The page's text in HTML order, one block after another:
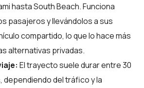
hasta South Beach. Funciona
pasajeros y llevándolos a sus
compartido, lo que lo hace más
alternativas privadas.
El trayecto suele durar entre 30
dependiendo del tráfico y la